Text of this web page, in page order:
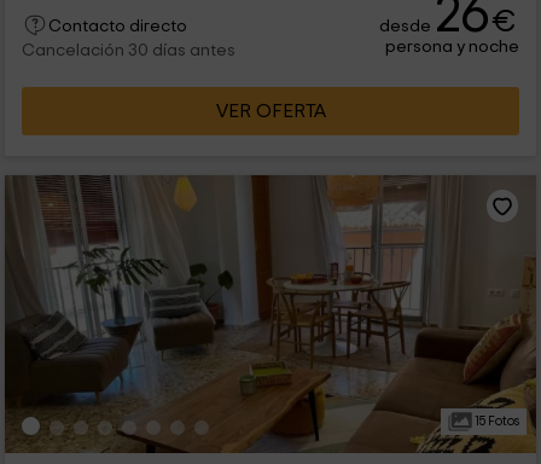
Contacto directo
Cancelación 30 días antes
desde 26€
persona y noche
VER OFERTA
15 Fotos